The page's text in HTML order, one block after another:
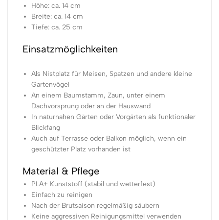
Höhe: ca. 14 cm
Breite: ca. 14 cm
Tiefe: ca. 25 cm
Einsatzmöglichkeiten
Als Nistplatz für Meisen, Spatzen und andere kleine
Gartenvögel
An einem Baumstamm, Zaun, unter einem
Dachvorsprung oder an der Hauswand
In naturnahen Gärten oder Vorgärten als funktionaler
Blickfang
Auch auf Terrasse oder Balkon möglich, wenn ein
geschützter Platz vorhanden ist
Material & Pflege
PLA+ Kunststoff (stabil und wetterfest)
Einfach zu reinigen
Nach der Brutsaison regelmäßig säubern
Keine aggressiven Reinigungsmittel verwenden